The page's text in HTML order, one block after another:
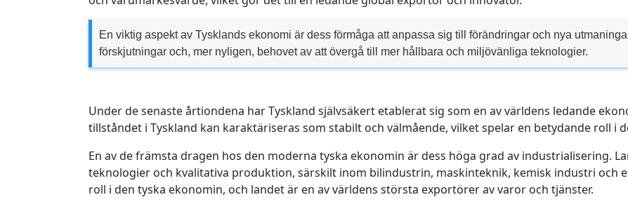
En viktig aspekt av Tysklands ekonomi är dess förmåga att anpassa sig till förändringar och nya
förskjutningar och, mer nyligen, behovet av att övergå till mer hållbara och miljövänliga teknologier.
Under de senaste årtiondena har Tyskland självsäkert etablerat sig som en av världens ledande
tillståndet i Tyskland kan karaktäriseras som stabilt och välmående, vilket spelar en betydande roll i
En av de främsta dragen hos den moderna tyska ekonomin är dess höga grad av industrialisering.
teknologier och kvalitativa produktion, särskilt inom bilindustrin, maskinteknik, kemisk industri och
roll i den tyska ekonomin, och landet är en av världens största exportörer av varor och tjänster.